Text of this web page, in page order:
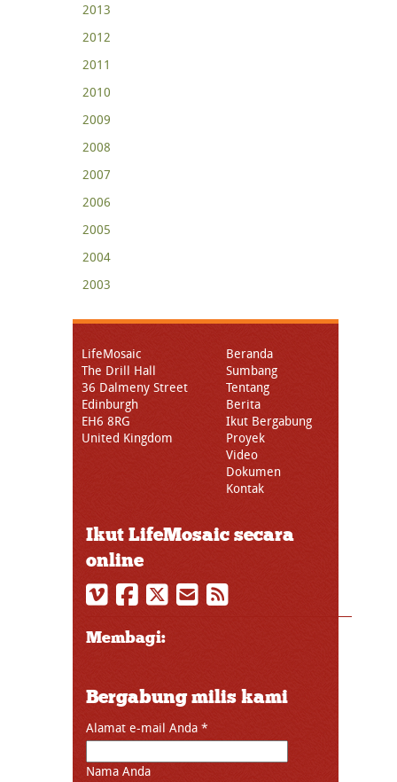
2013
2012
2011
2010
2009
2008
2007
2006
2005
2004
2003
LifeMosaic
The Drill Hall
36 Dalmeny Street
Edinburgh
EH6 8RG
United Kingdom
Beranda
Sumbang
Tentang
Berita
Ikut Bergabung
Proyek
Video
Dokumen
Kontak
Ikut LifeMosaic secara
online
Membagi:
Bergabung milis kami
Alamat e-mail Anda *
Nama Anda